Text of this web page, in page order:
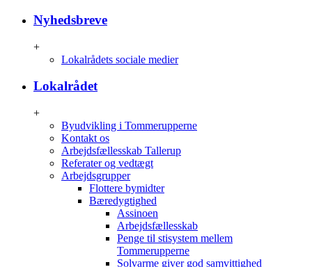
Nyhedsbreve
+
Lokalrådets sociale medier
Lokalrådet
+
Byudvikling i Tommerupperne
Kontakt os
Arbejdsfællesskab Tallerup
Referater og vedtægt
Arbejdsgrupper
Flottere bymidter
Bæredygtighed
Assinoen
Arbejdsfællesskab
Penge til stisystem mellem
Tommerupperne
Solvarme giver god samvittighed